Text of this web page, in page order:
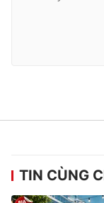
TIN CÙNG